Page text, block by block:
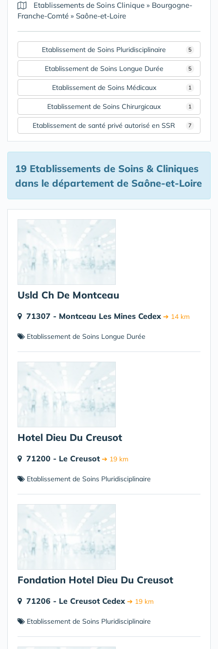
Etablissements de Soins Clinique » Bourgogne-
Franche-Comté » Saône-et-Loire
5
Etablissement de Soins Pluridisciplinaire
5
Etablissement de Soins Longue Durée
1
Etablissement de Soins Médicaux
1
Etablissement de Soins Chirurgicaux
7
Etablissement de santé privé autorisé en SSR
19 Etablissements de Soins & Cliniques
dans le département de Saône-et-Loire
Usld Ch De Montceau
71307 - Montceau Les Mines Cedex ➔ 14 km
Etablissement de Soins Longue Durée
Hotel Dieu Du Creusot
71200 - Le Creusot ➔ 19 km
Etablissement de Soins Pluridisciplinaire
Fondation Hotel Dieu Du Creusot
71206 - Le Creusot Cedex ➔ 19 km
Etablissement de Soins Pluridisciplinaire